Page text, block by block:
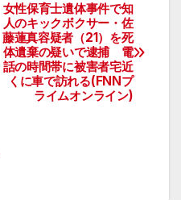
女性保育士遺体事件で知
人のキックボクサー・佐
藤蓮真容疑者（21）を死
体遺棄の疑いで逮捕 電
話の時間帯に被害者宅近
くに車で訪れる(FNNプ
ライムオンライン)